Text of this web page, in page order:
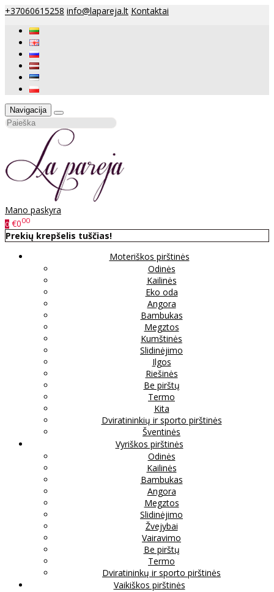
+37060615258 info@lapareja.lt Kontaktai
Navigacija
Mano paskyra
0 €000
Prekių krepšelis tuščias!
Moteriškos pirštinės
Odinės
Kailinės
Eko oda
Angora
Bambukas
Megztos
Kumštinės
Slidinėjimo
Ilgos
Riešinės
Be pirštų
Termo
Kita
Dviratininkių ir sporto pirštinės
Šventinės
Vyriškos pirštinės
Odinės
Kailinės
Bambukas
Angora
Megztos
Slidinėjimo
Žvejybai
Vairavimo
Be pirštų
Termo
Dviratininkų ir sporto pirštinės
Vaikiškos pirštinės